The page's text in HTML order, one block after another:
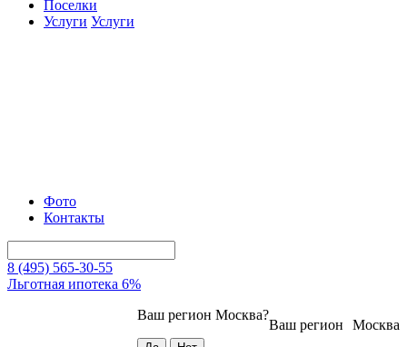
Поселки
Услуги Услуги
Фото
Контакты
8 (495) 565-30-55
Льготная ипотека 6%
Москва
Ваш регион
Ваш регион Москва?